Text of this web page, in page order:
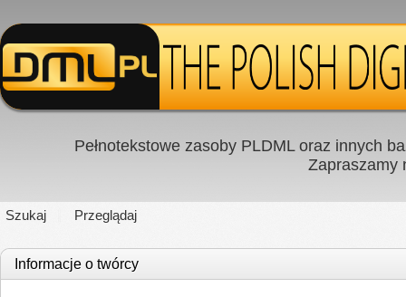
Pełnotekstowe zasoby PLDML oraz innych
Zapraszamy
Szukaj Przeglądaj
Informacje o twórcy